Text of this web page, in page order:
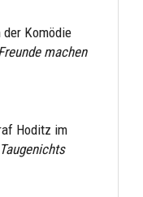
Komödie
machen
Hoditz im